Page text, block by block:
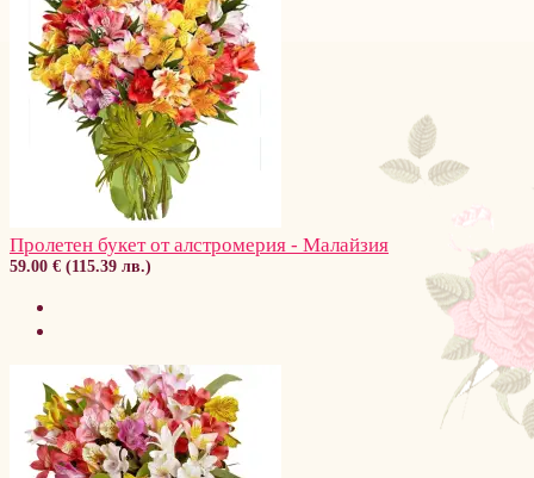
Пролетен букет от алстромерия - Малайзия
59.00 € (115.39 лв.)